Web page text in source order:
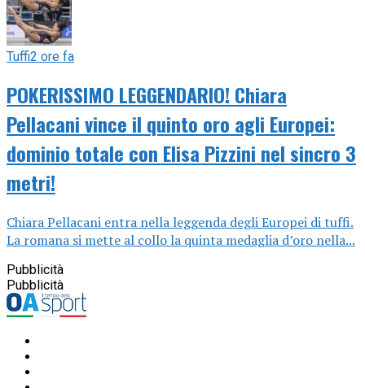
Tuffi2 ore fa
POKERISSIMO LEGGENDARIO! Chiara
Pellacani vince il quinto oro agli Europei:
dominio totale con Elisa Pizzini nel sincro 3
metri!
Chiara Pellacani entra nella leggenda degli Europei di tuffi.
La romana si mette al collo la quinta medaglia d’oro nella...
Pubblicità
Pubblicità